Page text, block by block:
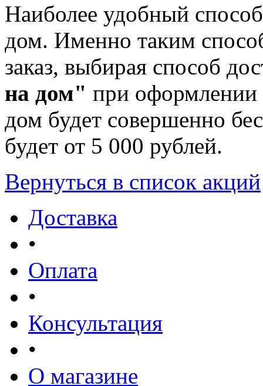
Наиболее удобный
дом. Именно таким
заказ, выбирая способ
на дом" при оформлении
дом будет совершенно
будет от 5 000 рублей.
Вернуться в список акций
Доставка
•
Оплата
•
Консультация
•
О магазине